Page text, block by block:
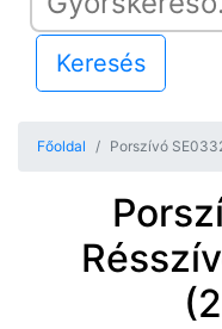
Keresés
Főoldal Porszívó